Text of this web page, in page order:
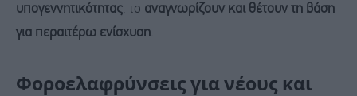
υπογεννητικότητας, το αναγνωρίζουν και θέτουν τη βάση
για περαιτέρω ενίσχυση.
Φοροελαφρύνσεις για νέους και